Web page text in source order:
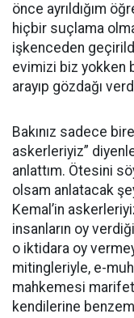
önce ayrıldığım
hiçbir suçlama
işkenceden
evimizi biz yokken
arayıp gözdağı
Bakınız sadece
askerleriyiz”
anlattım. Ötesini
olsam anlatacak
Kemal’in
insanların oy
o iktidara oy
mitingleriyle, e-
mahkemesi
kendilerine